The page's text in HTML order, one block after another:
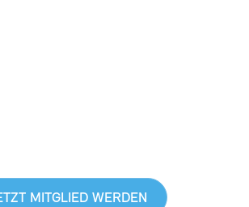
MITGLIED WERDEN